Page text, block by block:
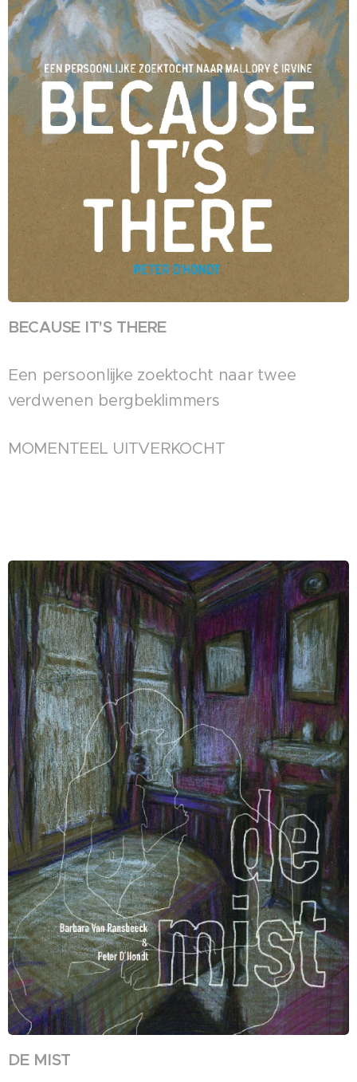
BECAUSE IT'S THERE
Een persoonlijke zoektocht naar twee
verdwenen bergbeklimmers
MOMENTEEL UITVERKOCHT
DE MIST